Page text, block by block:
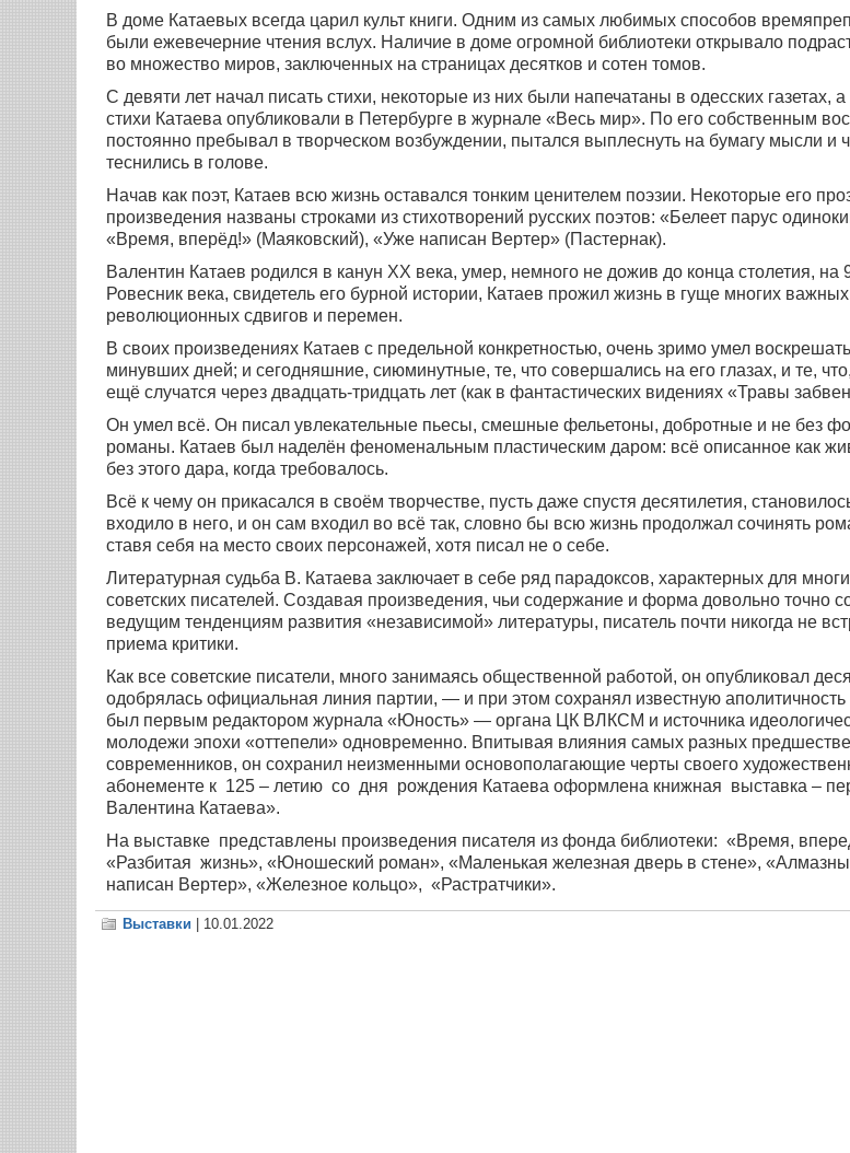
В доме Катаевых всегда царил культ книги. Одним из самых любимых способов
были ежевечерние чтения вслух. Наличие в доме огромной библиотеки открывало
во множество миров, заключенных на страницах десятков и сотен томов.
С девяти лет начал писать стихи, некоторые из них были напечатаны в одесских газетах,
стихи Катаева опубликовали в Петербурге в журнале «Весь мир». По его собственным
постоянно пребывал в творческом возбуждении, пытался выплеснуть на бумагу мысли и
теснились в голове.
Начав как поэт, Катаев всю жизнь оставался тонким ценителем поэзии. Некоторые его
произведения названы строками из стихотворений русских поэтов: «Белеет парус
«Время, вперёд!» (Маяковский), «Уже написан Вертер» (Пастернак).
Валентин Катаев родился в канун XX века, умер, немного не дожив до конца столетия, на
Ровесник века, свидетель его бурной истории, Катаев прожил жизнь в гуще многих
революционных сдвигов и перемен.
В своих произведениях Катаев с предельной конкретностью, очень зримо умел
минувших дней; и сегодняшние, сиюминутные, те, что совершались на его глазах, и те,
ещё случатся через двадцать-тридцать лет (как в фантастических видениях «Травы
Он умел всё. Он писал увлекательные пьесы, смешные фельетоны, добротные и не без
романы. Катаев был наделён феноменальным пластическим даром: всё описанное как
без этого дара, когда требовалось.
Всё к чему он прикасался в своём творчестве, пусть даже спустя десятилетия,
входило в него, и он сам входил во всё так, словно бы всю жизнь продолжал сочинять
ставя себя на место своих персонажей, хотя писал не о себе.
Литературная судьба В. Катаева заключает в себе ряд парадоксов, характерных для
советских писателей. Создавая произведения, чьи содержание и форма довольно точно
ведущим тенденциям развития «независимой» литературы, писатель почти никогда не
приема критики.
Как все советские писатели, много занимаясь общественной работой, он опубликовал
одобрялась официальная линия партии, — и при этом сохранял известную
был первым редактором журнала «Юность» — органа ЦК ВЛКСМ и источника
молодежи эпохи «оттепели» одновременно. Впитывая влияния самых разных
современников, он сохранил неизменными основополагающие черты своего
абонементе к 125 – летию со дня рождения Катаева оформлена книжная выставка –
Валентина Катаева».
На выставке представлены произведения писателя из фонда библиотеки: «Время,
«Разбитая жизнь», «Юношеский роман», «Маленькая железная дверь в стене»,
написан Вертер», «Железное кольцо», «Растратчики».
Выставки | 10.01.2022